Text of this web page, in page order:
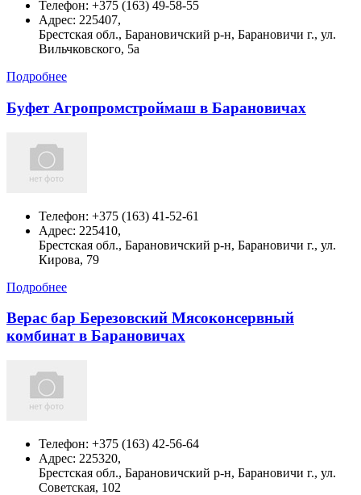
Телефон: +375 (163) 49-58-55
Адрес: 225407,
Брестская обл., Барановичский р-н, Барановичи г., ул.
Вильчковского, 5а
Подробнее
Буфет Агропромстроймаш в Барановичах
Телефон: +375 (163) 41-52-61
Адрес: 225410,
Брестская обл., Барановичский р-н, Барановичи г., ул.
Кирова, 79
Подробнее
Верас бар Березовский Мясоконсервный
комбинат в Барановичах
Телефон: +375 (163) 42-56-64
Адрес: 225320,
Брестская обл., Барановичский р-н, Барановичи г., ул.
Советская, 102